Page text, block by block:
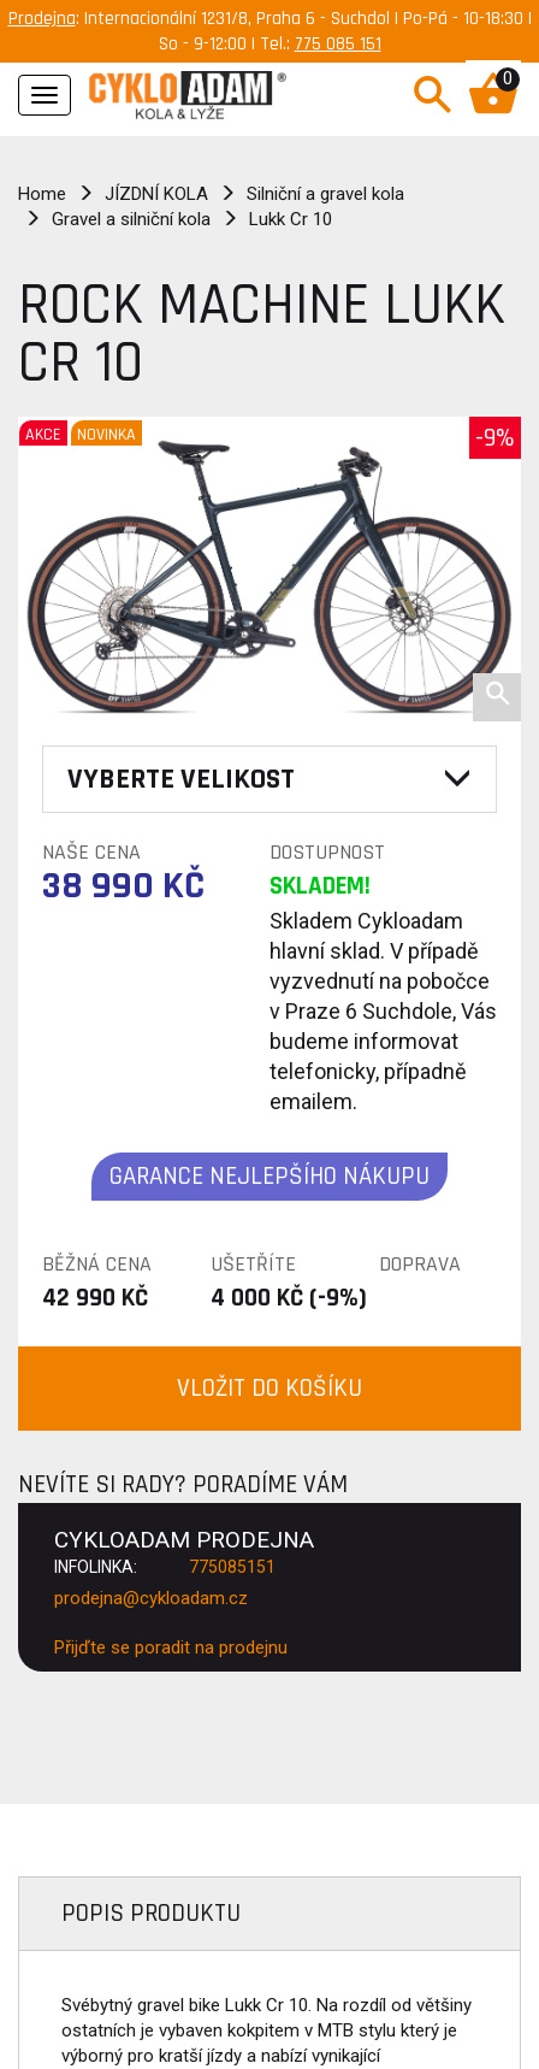
Prodejna: Internacionální 1231/8, Praha 6 - Suchdol | Po-Pá - 10-18:30 |
So - 9-12:00 | Tel.: 775 085 151
Navigace
0
Home JÍZDNÍ KOLA
Silniční a gravel kola
Gravel a silniční kola
Lukk Cr 10
ROCK MACHINE LUKK
CR 10
-9%
AKCE NOVINKA
VYBERTE VELIKOST
NAŠE CENA DOSTUPNOST
38 990 KČ SKLADEM!
Skladem Cykloadam
hlavní sklad. V případě
vyzvednutí na pobočce
v Praze 6 Suchdole, Vás
budeme informovat
telefonicky, případně
emailem.
GARANCE NEJLEPŠÍHO NÁKUPU
BĚŽNÁ CENA UŠETŘÍTE DOPRAVA
42 990 KČ 4 000 KČ (-9%)
VLOŽIT DO KOŠÍKU
NEVÍTE SI RADY? PORADÍME VÁM
CYKLOADAM PRODEJNA
INFOLINKA: 775085151
prodejna@cykloadam.cz
Přijďte se poradit na prodejnu
POPIS PRODUKTU
Svébytný gravel bike Lukk Cr 10. Na rozdíl od většiny
ostatních je vybaven kokpitem v MTB stylu který je
výborný pro kratší jízdy a nabízí vynikající